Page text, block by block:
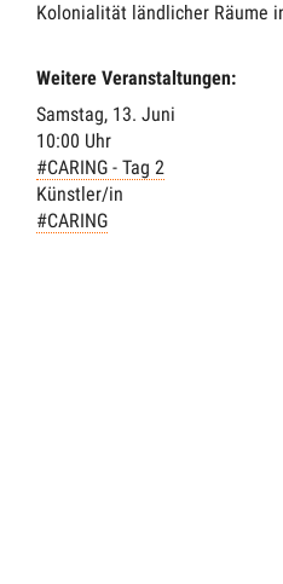
Kolonialität ländlicher Räume
Weitere Veranstaltungen:
Samstag, 13. Juni
10:00 Uhr
#CARING - Tag 2
Künstler/in
#CARING